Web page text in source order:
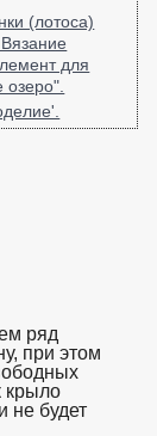
(лотоса)
для
ряд
при этом
крыло
не будет